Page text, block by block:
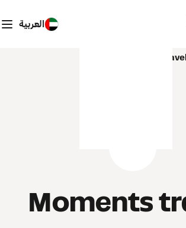
العربية
Moments travel
Moments